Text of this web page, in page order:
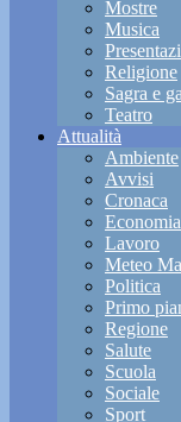
Mostre
Musica
Religione
Sagra e
Teatro
Attualità
Ambiente
Avvisi
Cronaca
Lavoro
Meteo
Politica
Primo
Regione
Salute
Scuola
Sociale
Sport